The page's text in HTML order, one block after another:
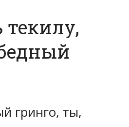
гринго, ты,